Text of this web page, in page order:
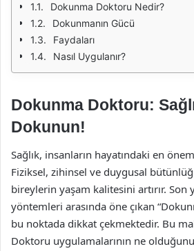
Dokunma Doktoru Nedir?
Dokunmanın Gücü
Faydaları
Nasıl Uygulanır?
Dokunma Doktoru:
Dokunun!
Sağlık, insanların hayatındaki en
Fiziksel, zihinsel ve duygusal
bireylerin yaşam kalitesini artırır. Son
yöntemleri arasında öne çıkan
bu noktada dikkat çekmektedir. Bu
Doktoru uygulamalarının ne